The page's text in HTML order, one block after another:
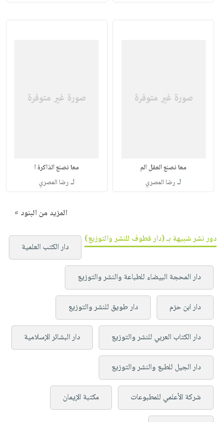
معا نصنع العقل الم
لـ رضا المصري
معا نصنع الذاكرة ا
لـ رضا المصري
المزيد من البنود »
دور نشر شبيهة بـ (دار قطوف للنشر والتوزيع)
دار الكتب العلمية
دار المحجة البيضاء للطباعة والنشر والتوزيع
دار ابن حزم دار طويق للنشر والتوزيع
دار الكتاب العربي للنشر والتوزيع دار البشائر الإسلامية
دار الجيل للطبع والنشر والتوزيع
شركة الأعلمي للمطبوعات مكتبة الإيمان